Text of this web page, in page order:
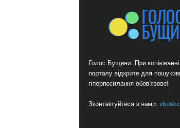
Голос Бущини. При копіюванні
порталу відкрите для
гіперпосилання обов'язове!
Зконтактуйтеся з нами: